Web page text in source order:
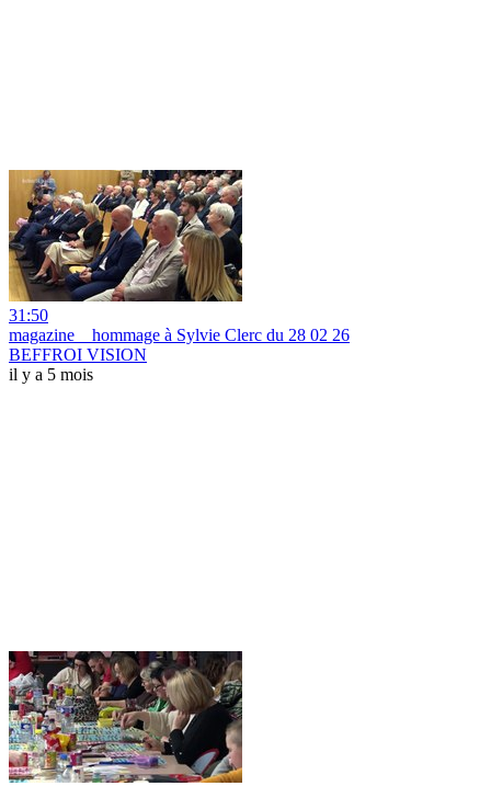
31:50
magazine _ hommage à Sylvie Clerc du 28 02 26
BEFFROI VISION
il y a 5 mois